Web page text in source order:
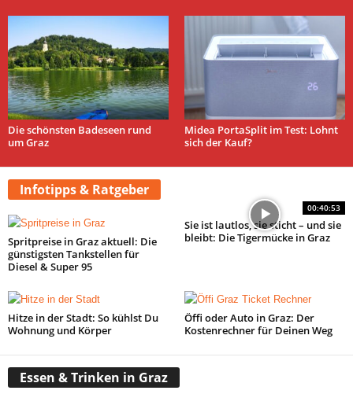
Die schönsten Badeseen rund
um Graz
Midea PortaSplit im Test: Lohnt
sich der Kauf?
Infotipps & Ratgeber
Spritpreise in Graz aktuell: Die
günstigsten Tankstellen für
Diesel & Super 95
00:40:53
Sie ist lautlos, sie sticht – und sie
bleibt: Die Tigermücke in Graz
Hitze in der Stadt: So kühlst Du
Wohnung und Körper
Öffi oder Auto in Graz: Der
Kostenrechner für Deinen Weg
Essen & Trinken in Graz